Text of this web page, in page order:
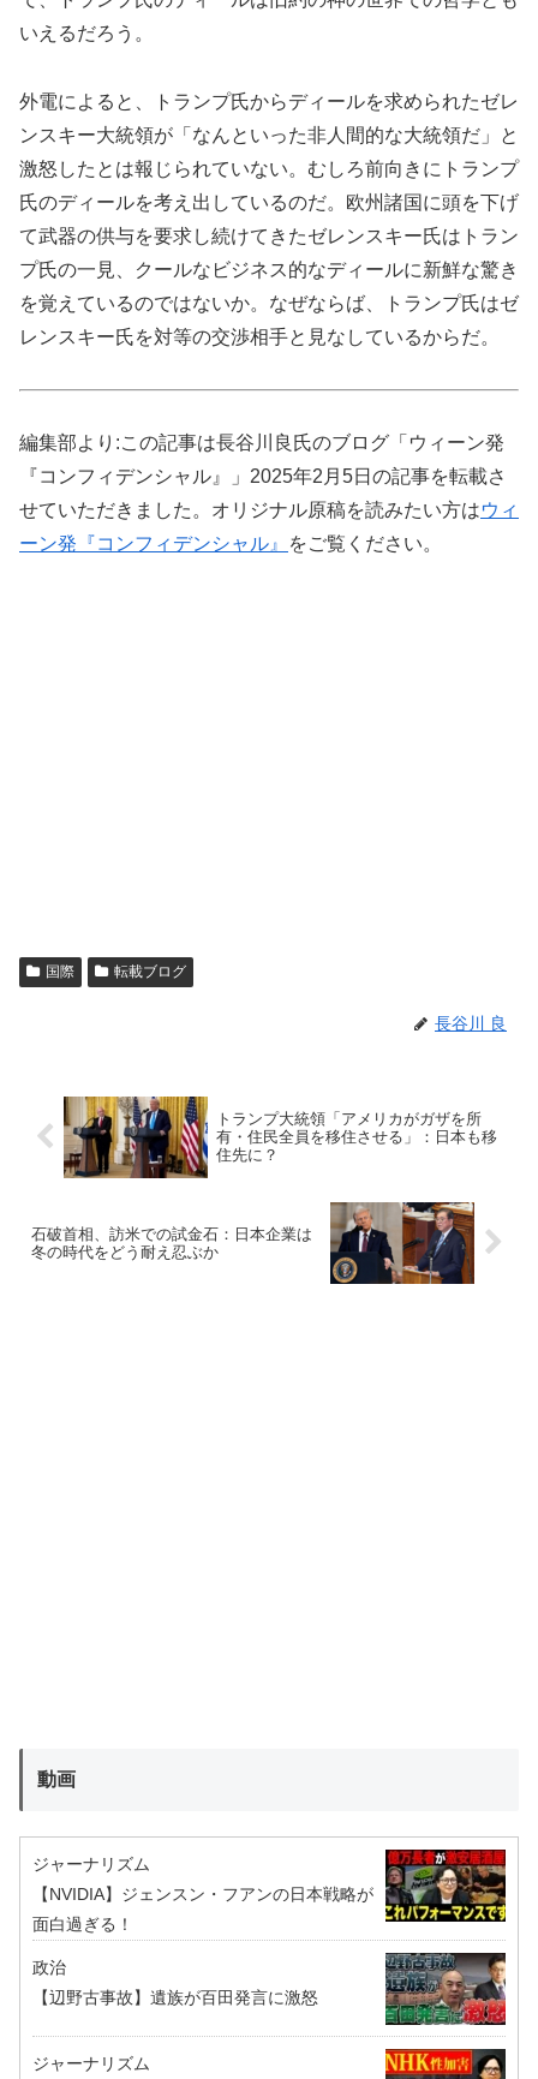
いえるだろう。
外電によると、トランプ氏からディールを求められたゼレ
ンスキー大統領が「なんといった非人間的な大統領だ」と
激怒したとは報じられていない。むしろ前向きにトランプ
氏のディールを考え出しているのだ。欧州諸国に頭を下げ
て武器の供与を要求し続けてきたゼレンスキー氏はトラン
プ氏の一見、クールなビジネス的なディールに新鮮な驚き
を覚えているのではないか。なぜならば、トランプ氏はゼ
レンスキー氏を対等の交渉相手と見なしているからだ。
編集部より:この記事は長谷川良氏のブログ「ウィーン発
『コンフィデンシャル』」2025年2月5日の記事を転載さ
せていただきました。オリジナル原稿を読みたい方はウィ
ーン発『コンフィデンシャル』
をご覧ください。
国際 転載ブログ
長谷川 良
トランプ大統領「アメリカがガザを所
有・住民全員を移住させる」：日本も移
住先に？
石破首相、訪米での試金石：日本企業は
冬の時代をどう耐え忍ぶか
動画
ジャーナリズム
【NVIDIA】ジェンスン・フアンの日本戦略が
面白過ぎる！
政治
【辺野古事故】遺族が百田発言に激怒
ジャーナリズム